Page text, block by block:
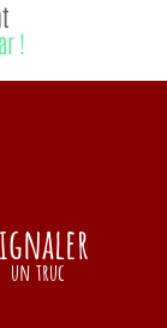
!
un truc